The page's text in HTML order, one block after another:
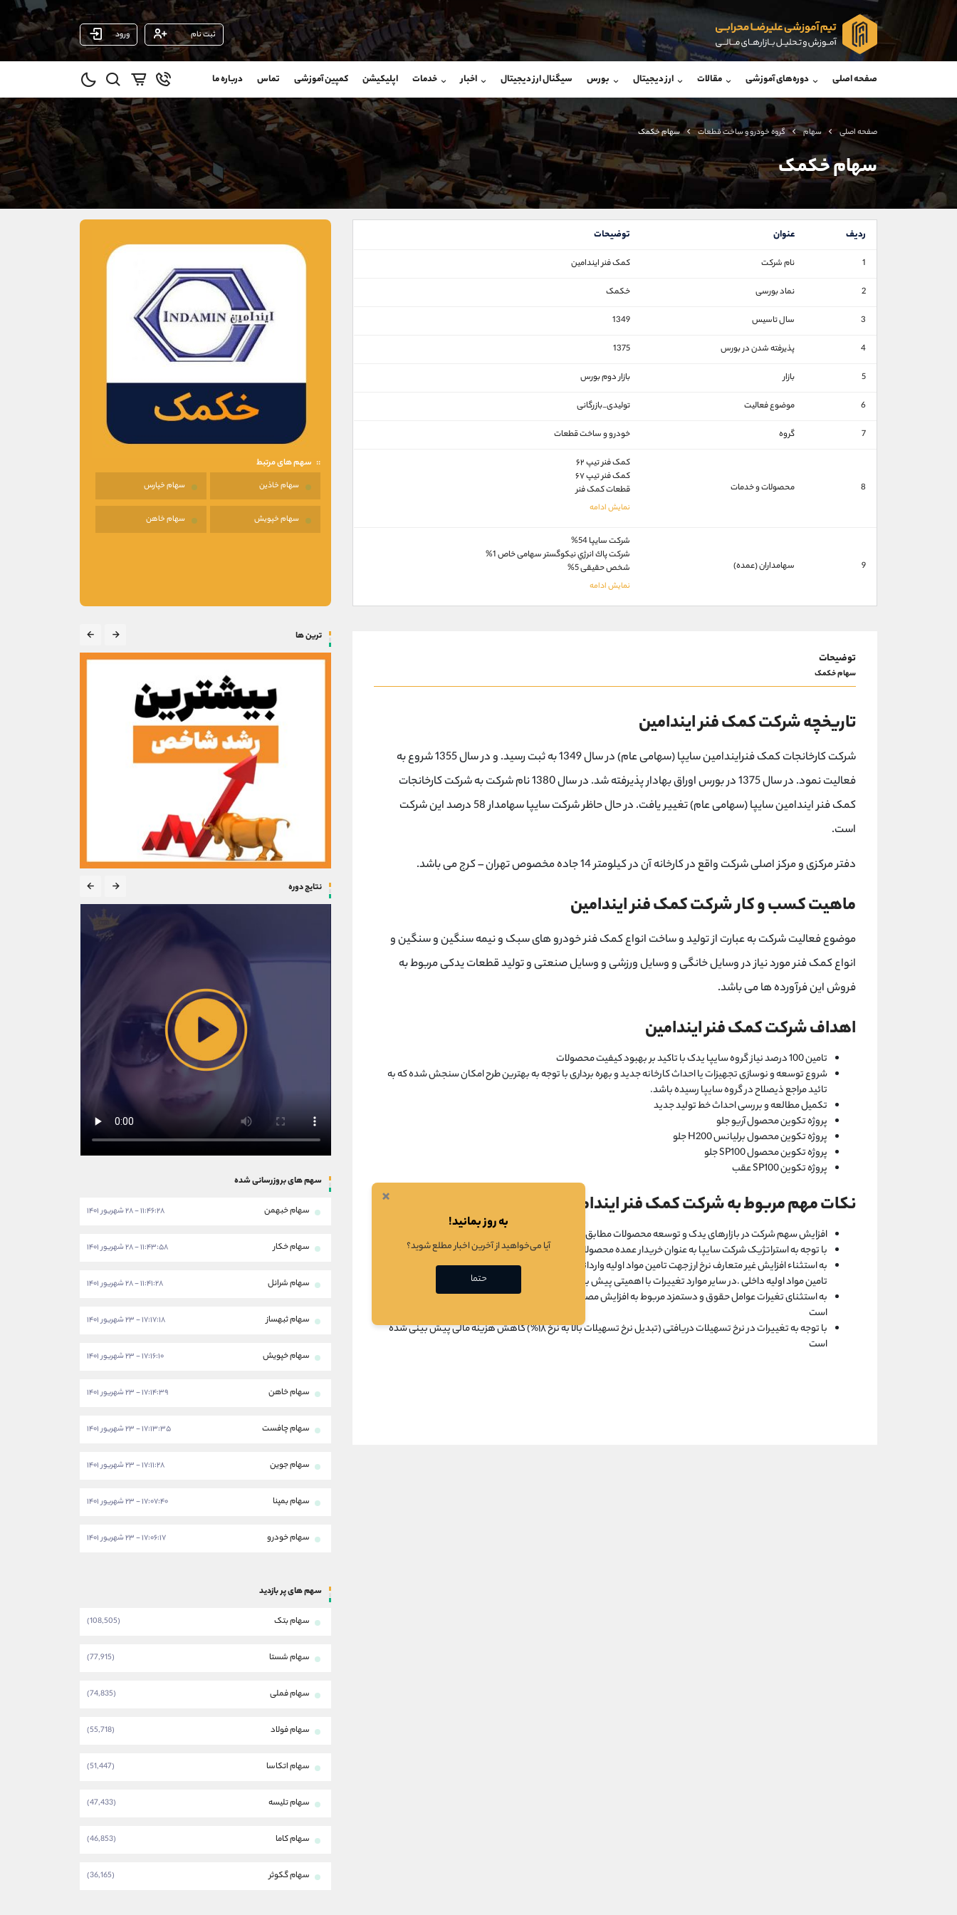
ثبت نام ورود
صفحه اصلی دوره‌های آموزشی مقالات ارز دیجیتال بورس سیگنال ارز دیجیتال اخبار خدمات اپلیکیشن کمپین آموزشی تماس درباره ما
صفحه اصلی سهام گروه خودرو و ساخت قطعات سهام خکمک
سهام خکمک
ردیف عنوان توضیحات
1 نام شرکت
کمک فنر ایندامین
2
نماد بورسی
خکمک
3
سال تاسیس
1349
4
پذیرفته شدن در بورس
1375
5
بازار
بازار دوم بورس
6
موضوع فعالیت
تولیدی_بازرگانی
7
گروه خودرو و ساخت قطعات
8 محصولات و خدمات
کمک فنر تيپ ۶۲
کمک فنر تيپ ۶۷
قطعات کمک فنر
9 سهامداران (عمده)
شركت سايپا 54%
شركت پاك انرژي نيكوگستر سهامی خاص 1%
شخص حقيقی 5%
سهم های مرتبط
سهام خاذین سهام خپارس
سهام خپویش سهام خاهن
توضیحات
سهام خکمک
تاریخچه شرکت کمک فنر ایندامین
شرکت کارخانجات کمک فنرایندامین سایپا (سهامی عام) در سال 1349 به ثبت رسید. و در سال 1355 شروع به
فعالیت نمود. در سال 1375 در بورس اوراق بهادار پذیرفته شد. در سال 1380 نام شرکت به شرکت کارخانجات
کمک فنر ایندامین سایپا (سهامی عام) تغییر یافت. در حال حاظر شرکت سایپا سهامدار 58 درصد این شرکت
است.
دفتر مرکزی و مرکز اصلی شرکت واقع در کارخانه آن در کیلومتر 14 جاده مخصوص تهران – کرج می باشد.
ماهیت کسب و کار شرکت کمک فنر ایندامین
موضوع فعالیت شرکت به عبارت از تولید و ساخت انواع کمک فنر خودرو های سبک و نیمه سنگین و سنگین و
انواع کمک فنر مورد نیاز در وسایل خانگی و وسایل ورزشی و وسایل صنعتی و تولید قطعات یدکی مربوط به
فروش این فرآورده ها می باشد.
اهداف شرکت کمک فنر ایندامین
تامین 100 درصد نیاز گروه سایپا یدک با تاکید بر بهبود کیفیت محصولات
شروع توسعه و نوسازی تجهیزات یا احداث کارخانه جدید و بهره برداری با توجه به بهترین طرح امکان سنجش شده که به
تائید مراجع ذیصلاح در گروه سایپا رسیده باشد.
تکمیل مطالعه و بررسی احداث خط تولید جدید
پروژه تکوین محصول آریو جلو
پروژه تکوین محصول برلیانس H200 جلو
پروژه تکوین محصول SP100 جلو
پروژه تکوین SP100 عقب
نکات مهم مربوط به شرکت کمک فنر ایندامین
افزایش سهم شرکت در بازارهای یدک و توسعه محصولات مطابق با تقاضای بازار و رقابت در نرخ فروش
با توجه به استراتژیک شرکت سایپا به عنوان خریدار عمده محصولات ، تغییرات با اهمیتی پیش بینی نشده است
به استثناء افزایش غیر متعارف نرخ ارز جهت تامین مواد اولیه وارداتی و به تبع آن افزایش نرخ فولاد و ورق ، مواد پلیمری در
تامین مواد اولیه داخلی .در سایر موارد تغییرات با اهمیتی پیش بینی نشده است
به استثنای تغیرات عوامل حقوق و دستمزد مربوط به افزایش مصوب سالانه تغیرات قابل ملاحظه ای پیش بینی نشده
است
با توجه به تغییرات در نرخ تسهیلات دریافتی (تبدیل نرخ تسهیلات بالا به نرخ ۱۸%) کاهش هزینه مالی پیش بینی شده
است
ترین ها
نتایج دوره
سهم های بروزرسانی شده
سهام خبهمن ۱۱:۴۶:۲۸ - ۲۸ شهریور ۱۴۰۱
سهام خکار ۱۱:۴۳:۵۸ - ۲۸ شهریور ۱۴۰۱
سهام شرانل ۱۱:۴۱:۲۸ - ۲۸ شهریور ۱۴۰۱
سهام ثبهساز ۱۷:۱۷:۱۸ - ۲۳ شهریور ۱۴۰۱
سهام خپویش ۱۷:۱۶:۱۰ - ۲۳ شهریور ۱۴۰۱
سهام خاهن ۱۷:۱۴:۳۹ - ۲۳ شهریور ۱۴۰۱
سهام چافست ۱۷:۱۳:۳۵ - ۲۳ شهریور ۱۴۰۱
سهام جوین ۱۷:۱۱:۲۸ - ۲۳ شهریور ۱۴۰۱
سهام بمپنا ۱۷:۰۷:۴۰ - ۲۳ شهریور ۱۴۰۱
سهام خودرو ۱۷:۰۶:۱۷ - ۲۳ شهریور ۱۴۰۱
سهم های پر بازدید
سهام بتک (108,505)
سهام شستا (77,915)
سهام فملی (74,835)
سهام فولاد (55,718)
سهام اتکاسا (51,447)
سهام تلیسه (47,433)
سهام کاما (46,853)
سهام گکوثر (36,165)
واتساپ شروع گفتگو
@Armteam_admin_103
داخلی 103
واتساپ شروع گفتگو
تلگرام @Armteam_admin_104
104
شروع گفتگو
@Armteam_admin_33
داخلی 118
(ایمان پوراسماعیلی)
09927779040
واتساپ شروع گفتگو
تلگرام @Armteam_admin_por
اطلاعات تماس (دفتر فروش)
021-22021030
تلفن
بدون پیش شماره 90001030
@alireza.mehrabii
@alirezamehrabi_com
کانال بله @alirezamehrabi_official
×
به روز بمانید!
آیا می‌خواهید از آخرین اخبار مطلع شوید؟
حتما